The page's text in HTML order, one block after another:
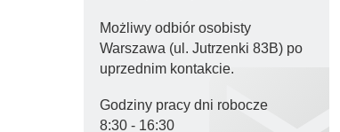
Możliwy odbiór osobisty
Warszawa (ul. Jutrzenki 83B) po
uprzednim kontakcie.
Godziny pracy dni robocze
8:30 - 16:30